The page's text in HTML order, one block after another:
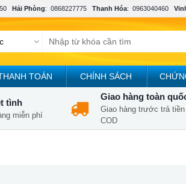
Hải Phòng: 0868227775 Thanh Hóa: 0963040460
TOÁN CHÍNH SÁCH
tình
miễn phí
Giao hàng toàn
Giao hàng trước trả
COD